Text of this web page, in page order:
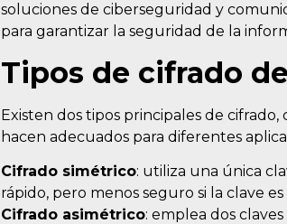
soluciones de ciberseguridad y
para garantizar la seguridad de la
Tipos de cifrado
Existen dos tipos principales de
hacen adecuados para diferentes
Cifrado simétrico: utiliza una única
rápido, pero menos seguro si la clave
Cifrado asimétrico: emplea dos